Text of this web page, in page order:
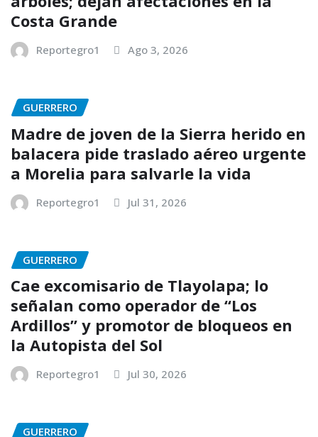
Costa Grande
Reportegro1 Ago 3, 2026
GUERRERO
Madre de joven de la Sierra herido en
balacera pide traslado aéreo urgente
a Morelia para salvarle la vida
Reportegro1 Jul 31, 2026
GUERRERO
Cae excomisario de Tlayolapa; lo
señalan como operador de “Los
Ardillos” y promotor de bloqueos en
la Autopista del Sol
Reportegro1 Jul 30, 2026
GUERRERO